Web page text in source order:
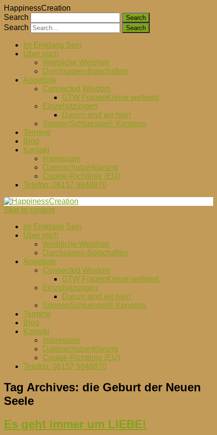
HappinessCreation
Search
Search
Im Einklang Sein
Über mich
Weibliche Weisheit
Durchsagen-Botschaften
Angebote
Connected Wisdom
GTW FrauenKreise weltweit
Einzelsitzungen
Darum sind wir hier!
SonnenSchluessel® Konsens
Termine
Blog
Kontakt
Impressum
Datenschutzerklärung
Cookie-Richtlinie (EU)
Telefon: 06157 9848870
Skip to content
Im Einklang Sein
Über mich
Weibliche Weisheit
Durchsagen-Botschaften
Angebote
Connected Wisdom
GTW FrauenKreise weltweit
Einzelsitzungen
Darum sind wir hier!
SonnenSchluessel® Konsens
Termine
Blog
Kontakt
Impressum
Datenschutzerklärung
Cookie-Richtlinie (EU)
Telefon: 06157 9848870
Tag Archives: die Geburt der Neuen
Seele
Es geht immer um LIEBE!